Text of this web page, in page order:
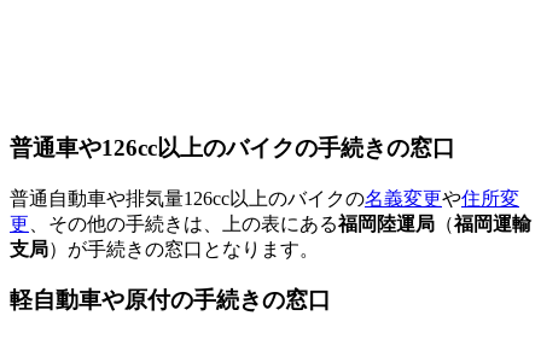
普通車や126cc以上のバイクの手続きの窓口
普通自動車や排気量126cc以上のバイクの名義変更や住所変
更 、その他の手続きは、上の表にある福岡陸運局 （福岡運輸
支局）が手続きの窓口となります。
軽自動車や原付の手続きの窓口